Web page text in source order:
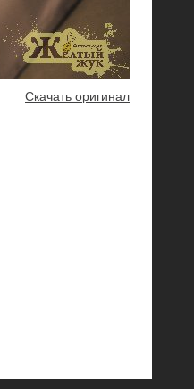
Скачать оригинал